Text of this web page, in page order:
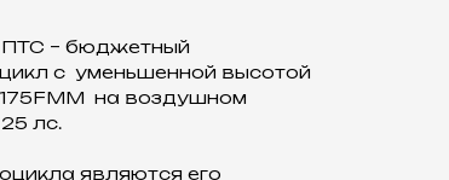
ПТС – бюджетный
с уменьшенной высотой
на воздушном
лс.
являются его